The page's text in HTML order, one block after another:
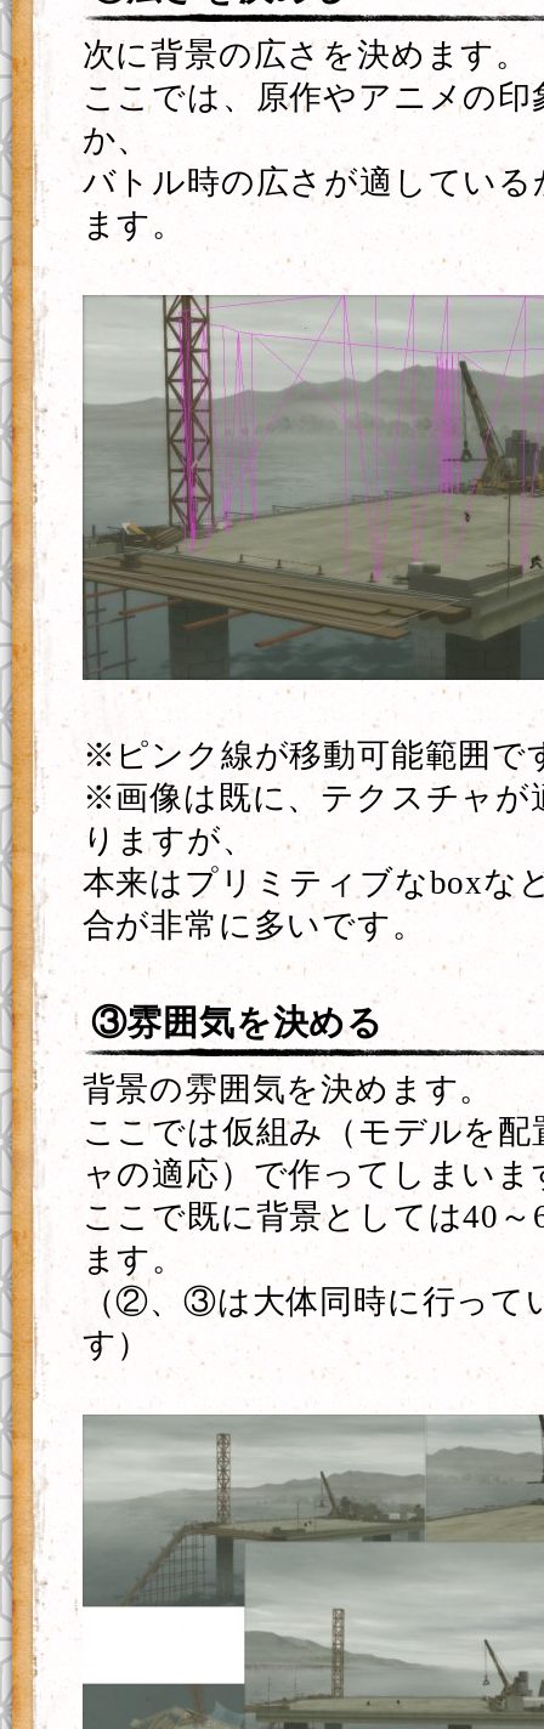
次に背景の広さを決めます。
ここでは、原作やアニメの印
か、
バトル時の広さが適してい
ます。
※ピンク線が移動可能範囲で
※画像は既に、テクスチャが
りますが、
本来はプリミティブなboxな
合が非常に多いです。
③雰囲気を決める
背景の雰囲気を決めます。
ここでは仮組み（モデルを
ャの適応）で作ってしまいま
ここで既に背景としては40～
ます。
（②、③は大体同時に行って
す）